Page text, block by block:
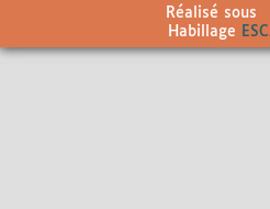
Réalisé sous
Habillage